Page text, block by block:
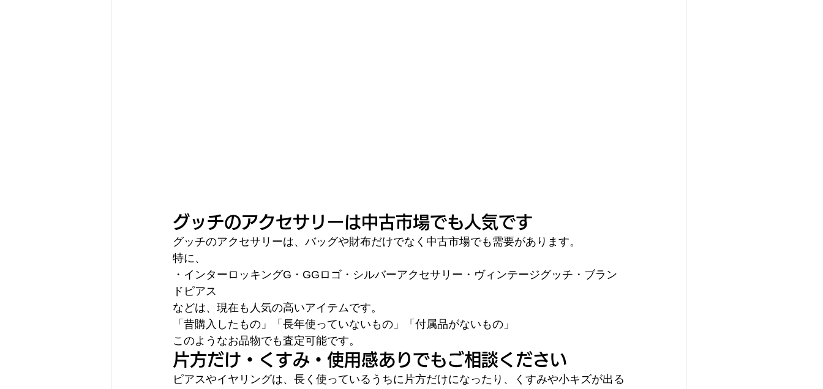
グッチのアクセサリーは中古市場でも人気です
グッチのアクセサリーは、バッグや財布だけでなく中古市場でも需要があります。
特に、
・インターロッキングG・GGロゴ・シルバーアクセサリー・ヴィンテージグッチ・ブラン
ドピアス
などは、現在も人気の高いアイテムです。
「昔購入したもの」「長年使っていないもの」「付属品がないもの」
このようなお品物でも査定可能です。
片方だけ・くすみ・使用感ありでもご相談ください
ピアスやイヤリングは、長く使っているうちに片方だけになったり、くすみや小キズが出る